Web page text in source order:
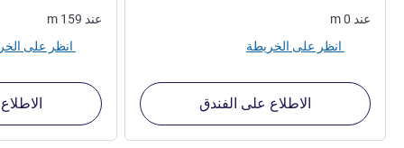
عند
m0
الاطلاع على الفندق
عند
m 159